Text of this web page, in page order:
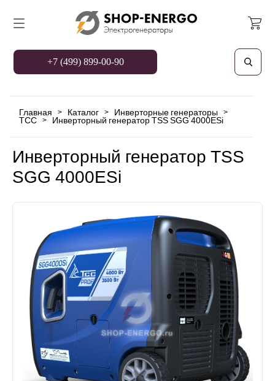
+7 (499) 899-00-90
Главная > Каталог > Инверторные генераторы >
ТСС > Инверторный генератор TSS SGG 4000ESi
Инверторный генератор TSS
SGG 4000ESi